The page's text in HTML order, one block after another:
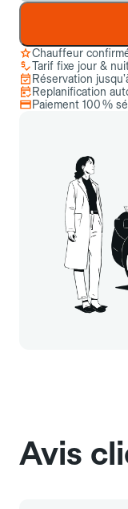
Chauffeur
Tarif fixe jour &
Réservation
Replanification
Paiement 100 %
Avis